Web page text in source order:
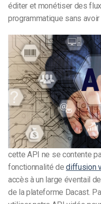
éditer et monétiser des
programmatique sans
cette API ne se contente
fonctionnalité dediffusion
accès à un large éventail
de la plateforme Dacast.